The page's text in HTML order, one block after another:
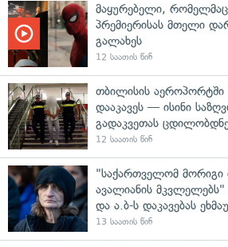
მაყურებელი, რომელმაც
პრემიერისას მთელი
გალახეს
12 საათის წინ
თბილისის აეროპორტში
დააკავეს — ისინი
გადაკვეთას
12 საათის წინ
"საქართველომ
ავალიანის მკვლელებს"
და ა.ბ-ს დაკავებას
13 საათის წინ